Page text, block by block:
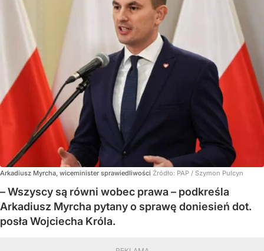
Arkadiusz Myrcha, wiceminister sprawiedliwości Źródło: PAP / Szymon Pulcyn
– Wszyscy są równi wobec prawa – podkreśla
Arkadiusz Myrcha pytany o sprawę doniesień dot.
posła Wojciecha Króla.